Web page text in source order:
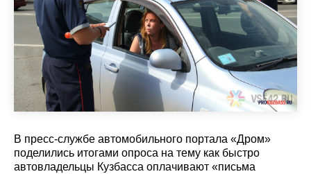
В пресс-службе автомобильного портала «Дром»
поделились итогами опроса на тему как быстро
автовладельцы Кузбасса оплачивают «письма